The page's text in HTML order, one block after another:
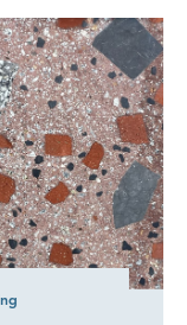
i Malmö –